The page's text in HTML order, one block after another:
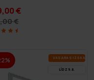
€
€
VA­SA­RAS IZ­SKA­ŅA
LĪDZ 9.8.